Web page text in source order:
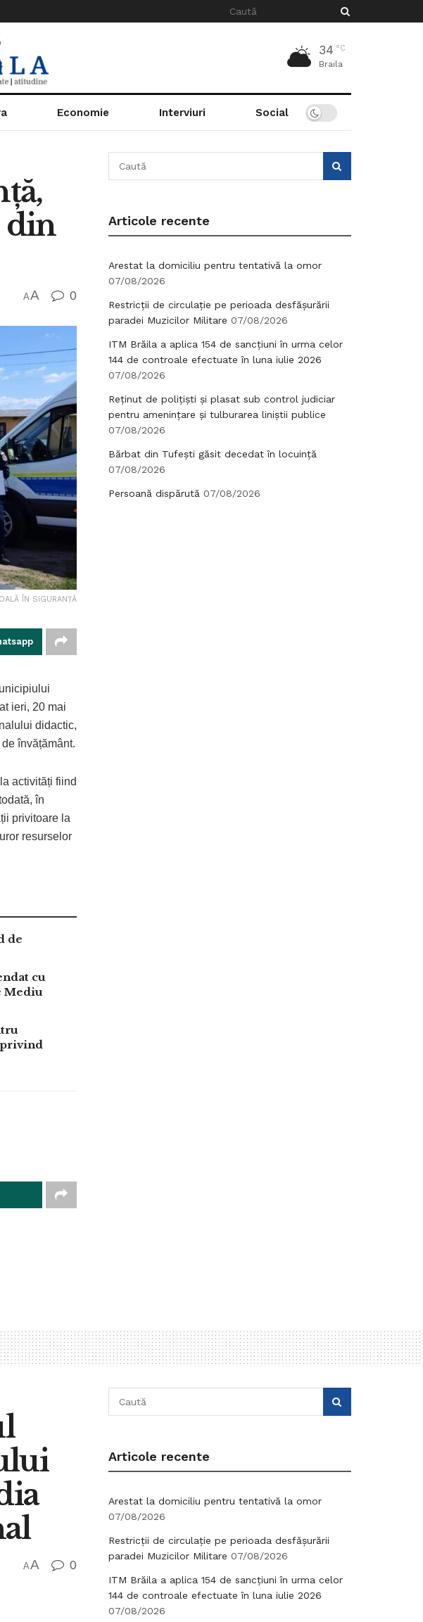
34 °C
Braila
Economie Interviuri Social
din
AA 0
ÎN SIGURANȚĂ
ieri, 20 mai
didactic,
învățământ.
activități fiind
în
privitoare la
resurselor
de
cu
Mediu
Articole recente
Arestat la domiciliu pentru tentativă la omor
07/08/2026
Restricții de circulație pe perioada desfășurării
paradei Muzicilor Militare 07/08/2026
ITM Brăila a aplica 154 de sancțiuni în urma celor
144 de controale efectuate în luna iulie 2026
07/08/2026
Reținut de polițiști și plasat sub control judiciar
pentru amenințare și tulburarea liniștii publice
07/08/2026
Bărbat din Tufești găsit decedat în locuință
07/08/2026
Persoană dispărută 07/08/2026
AA 0
Articole recente
Arestat la domiciliu pentru tentativă la omor
07/08/2026
Restricții de circulație pe perioada desfășurării
paradei Muzicilor Militare 07/08/2026
ITM Brăila a aplica 154 de sancțiuni în urma celor
144 de controale efectuate în luna iulie 2026
07/08/2026